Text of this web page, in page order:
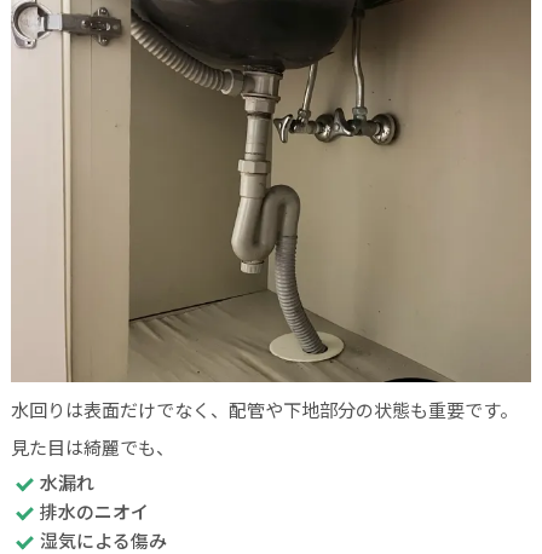
水回りは表面だけでなく、配管や下地部分の状態も重要です。
見た目は綺麗でも、
水漏れ
排水のニオイ
湿気による傷み